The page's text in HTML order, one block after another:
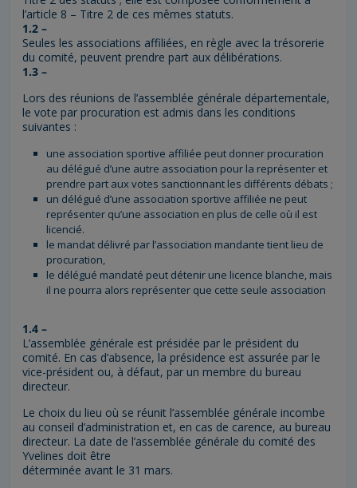
l’article 8 – Titre 2 de ces mêmes statuts.
1.2 –
Seules les associations affiliées, en règle avec la trésorerie
du comité, peuvent prendre part aux délibérations.
1.3 –
Lors des réunions de l’assemblée générale départementale,
le vote par procuration est admis dans les conditions
suivantes :
une association sportive affiliée peut donner procuration
au délégué d’une autre association pour la représenter et
prendre part aux votes sanctionnant les différents débats ;
un délégué d’une association sportive affiliée ne peut
représenter qu’une association en plus de celle où il est
licencié.
le mandat délivré par l’association mandante tient lieu de
procuration,
le délégué mandaté peut détenir une licence blanche, mais
il ne pourra alors représenter que cette seule association
1.4 –
L’assemblée générale est présidée par le président du
comité. En cas d’absence, la présidence est assurée par le
vice-président ou, à défaut, par un membre du bureau
directeur.
Le choix du lieu où se réunit l’assemblée générale incombe
au conseil d’administration et, en cas de carence, au bureau
directeur. La date de l’assemblée générale du comité des
Yvelines doit être
déterminée avant le 31 mars.